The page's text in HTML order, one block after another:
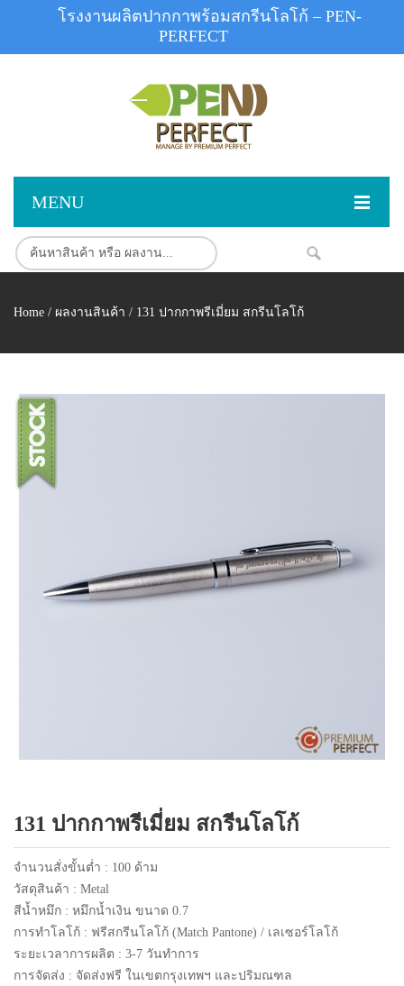
MENU
หน้าแรก
ปากกาโลหะ
ปากกาเน้นข้อความ
ปากกาตั้งโต๊ะ
ปากกา USB
ปากกาลบได้ NEW
แพคเกจปากกา
สินค้าสต็อก
ผลงานสินค้า
ผลงานโรงงานปากกา
ติดต่อเรา
บทความ
เกี่ยวกับเรา
Home / ผลงานสินค้า / 131 ปากกาพรีเมี่ยม สกรีนโลโก้
131 ปากกาพรีเมี่ยม สกรีนโลโก้
จำนวนสั่งขั้นต่ำ : 100 ด้าม
วัสดุสินค้า : Metal
สีน้ำหมึก : หมึกน้ำเงิน ขนาด 0.7
การทำโลโก้ : ฟรีสกรีนโลโก้ (Match Pantone) / เลเซอร์โลโก้
ระยะเวลาการผลิต : 3-7 วันทำการ
การจัดส่ง : จัดส่งฟรี ในเขตกรุงเทพฯ และปริมณฑล
โรงงานผลิตปากกาพร้อมสกรีนโลโก้ – PEN-
PERFECT